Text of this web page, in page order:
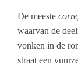
De meeste
waarvan de
vonken in de
straat een